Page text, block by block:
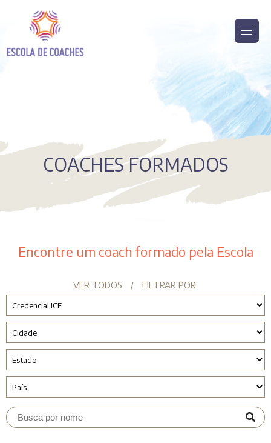
COACHES FORMADOS
Encontre um coach formado pela Escola
VER TODOS / FILTRAR POR: